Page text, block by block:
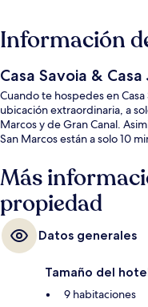
Información
Casa Savoia &
Cuando te hospedes en Casa
ubicación extraordinaria, a
Marcos y de Gran Canal.
San Marcos están a solo 10
Más
propiedad
Datos generales
Tamaño del
9 habitaciones